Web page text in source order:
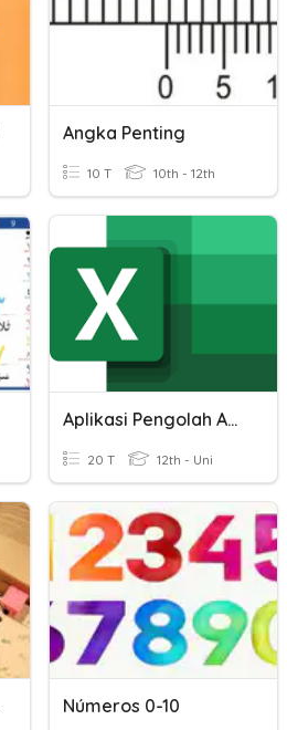
Angka Penting
10 T 10th - 12th
Aplikasi Pengolah Angka
20 T 12th - Uni
Números 0-10